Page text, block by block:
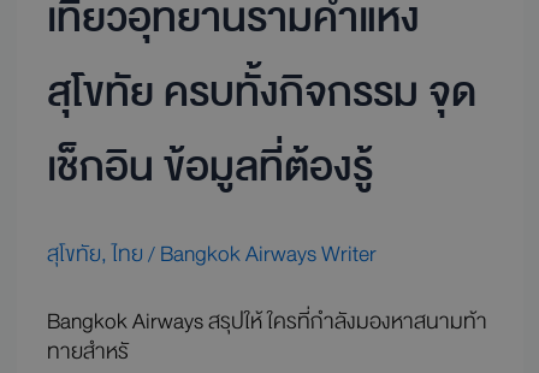
เที่ยวอุทยานรามคำแหง
สุโขทัย ครบทั้งกิจกรรม จุด
เช็กอิน ข้อมูลที่ต้องรู้
สุโขทัย,ไทย/Bangkok Airways Writer
Bangkok Airways สรุปให้ ใครที่กำลังมองหาสนามท้า
ทายสำหรั
ต้อง
รู้